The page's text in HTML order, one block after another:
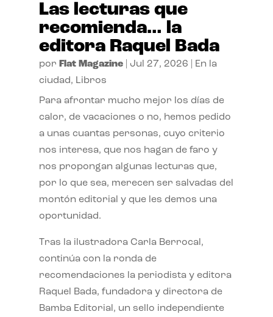
Las lecturas que
recomienda… la
editora Raquel Bada
por Flat Magazine| Jul 27, 2026
En la
ciudad, Libros
Para afrontar mucho mejor los días de
calor, de vacaciones o no, hemos pedido
a unas cuantas personas, cuyo criterio
nos interesa, que nos hagan de faro y
nos propongan algunas lecturas que,
por lo que sea, merecen ser salvadas del
montón editorial y que les demos una
oportunidad.
Tras la ilustradora Carla Berrocal,
continúa con la ronda de
recomendaciones la periodista y editora
Raquel Bada, fundadora y directora de
Bamba Editorial, un sello independiente